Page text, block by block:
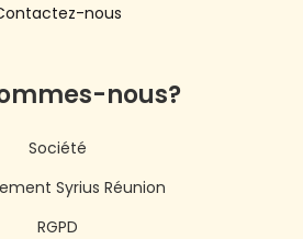
nous
nous?
Société
Syrius Réunion
RGPD